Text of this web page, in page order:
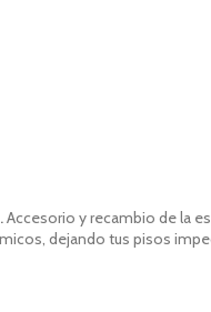
Accesorio y recambio de la
dejando tus pisos